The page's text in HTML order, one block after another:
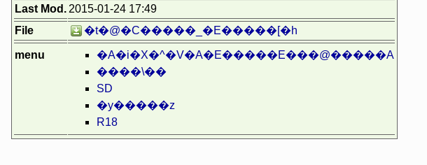
Last Mod. 2015-01-24 17:49
File
�t�@�C�����_�E�����[�h
menu
�A�i�X�^�V�A�E�����E���@�����A
����\��
SD
�y�����z
R18